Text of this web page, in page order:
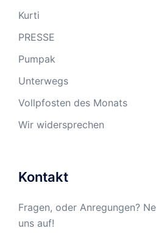
Kurti
PRESSE
Pumpak
Unterwegs
Vollpfosten des Monats
Wir widersprechen
Kontakt
Fragen, oder Anregungen?
uns auf!